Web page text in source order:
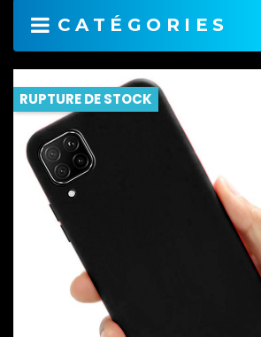
CATÉGORIES
RUPTURE DE STOCK